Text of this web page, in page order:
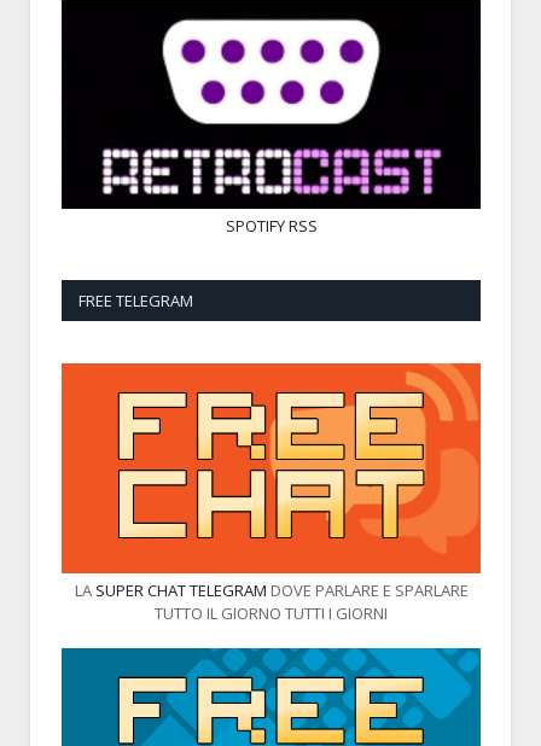
SPOTIFYRSS
FREE TELEGRAM
LA SUPER CHAT TELEGRAM DOVE PARLARE E SPARLARE
TUTTO IL GIORNO TUTTI I GIORNI